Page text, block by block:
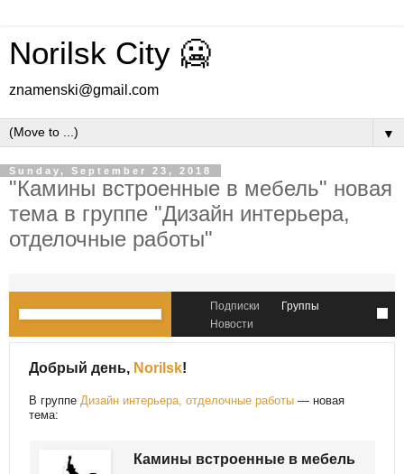
Norilsk City 🥶
znamenski@gmail.com
▼
Sunday, September 23, 2018
"Камины встроенные в мебель" новая
тема в группе "Дизайн интерьера,
отделочные работы"
Подписки
Группы
Новости
Добрый день, Norilsk!
В группе Дизайн интерьера, отделочные работы — новая
тема:
Камины встроенные в мебель